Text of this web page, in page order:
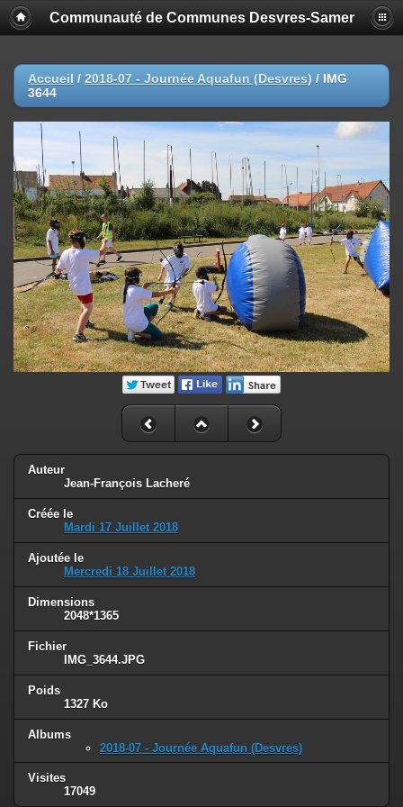
Communauté de Communes Desvres-Samer
Accueil / 2018-07 - Journée Aquafun (Desvres) / IMG
3644
Auteur
Jean-François Lacheré
Créée le
Mardi 17 Juillet 2018
Ajoutée le
Mercredi 18 Juillet 2018
Dimensions
2048*1365
Fichier
IMG_3644.JPG
Poids
1327 Ko
Albums
2018-07 - Journée Aquafun (Desvres)
Visites
17049